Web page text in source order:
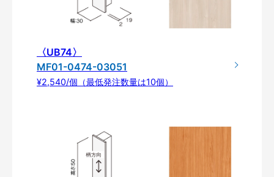
〈UB74〉
MF01-0474-03051
¥2,540/個（最低発注数量は10個）